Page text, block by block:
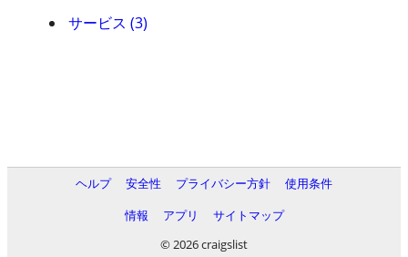
サービス (3)
ヘルプ 安全性 プライバシー方針
使用条件
情報
アプリ
サイトマップ
© 2026 craigslist